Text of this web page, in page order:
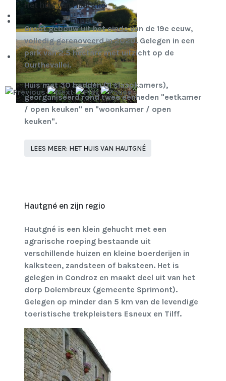
Het huis van Hautgné
Groot gebouw uit het einde van de 19e eeuw,
volledig gerenoveerd in 2020. Gelegen in een
park van 2.5 hectare met uitzicht op de
Ourthevallei.
Huis met 30 bedden (11 slaapkamers),
georganiseerd rond twee eenheden "eetkamer
/ open keuken" en "woonkamer / open
keuken".
LEES MEER: HET HUIS VAN HAUTGNÉ
Hautgné en zijn regio
Hautgné is een klein gehucht met een
agrarische roeping bestaande uit
verschillende huizen en kleine boerderijen in
kalksteen, zandsteen of baksteen. Het is
gelegen in Condroz en maakt deel uit van het
dorp Dolembreux (gemeente Sprimont).
Gelegen op minder dan 5 km van de levendige
toeristische trekpleisters Esneux en Tilff.